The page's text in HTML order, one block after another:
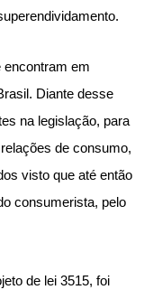
encontram em
Diante desse
na legislação, para
de consumo,
visto que até então
consumerista, pelo
de lei 3515, foi